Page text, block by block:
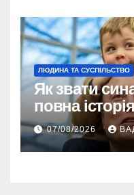
ЛЮДИНА ТА СУСПІЛЬСТВО
Як звати
повна
хлопчиків
07/08/2026